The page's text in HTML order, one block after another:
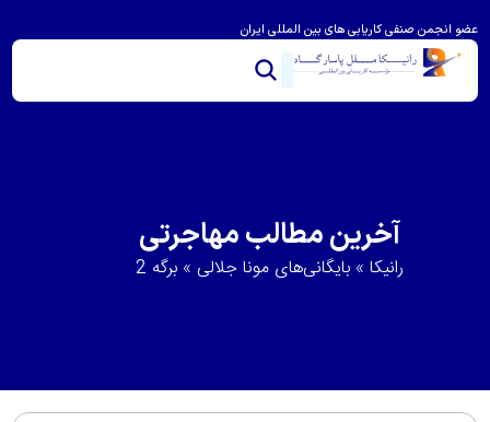
عضو انجمن صنفی کاریابی های بین المللی ایران
آخرین مطالب مهاجرتی
رانیکا »بایگانی‌های مونا جلالی »برگه 2